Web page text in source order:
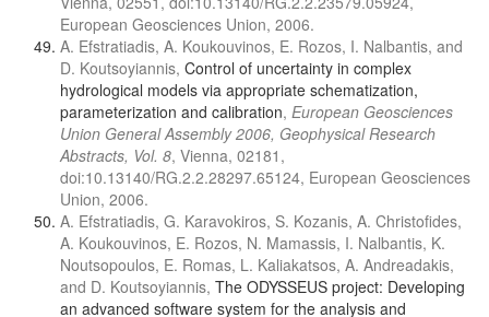
European Geosciences Union, 2006.
A. Efstratiadis, A. Koukouvinos, E. Rozos, I. Nalbantis, and
D. Koutsoyiannis, Control of uncertainty in complex
hydrological models via appropriate schematization,
parameterization and calibration, European Geosciences
Union General Assembly 2006, Geophysical Research
Abstracts, Vol. 8, Vienna, 02181,
doi:10.13140/RG.2.2.28297.65124, European Geosciences
Union, 2006.
A. Efstratiadis, G. Karavokiros, S. Kozanis, A. Christofides,
A. Koukouvinos, E. Rozos, N. Mamassis, I. Nalbantis, K.
Noutsopoulos, E. Romas, L. Kaliakatsos, A. Andreadakis,
and D. Koutsoyiannis, The ODYSSEUS project: Developing
an advanced software system for the analysis and